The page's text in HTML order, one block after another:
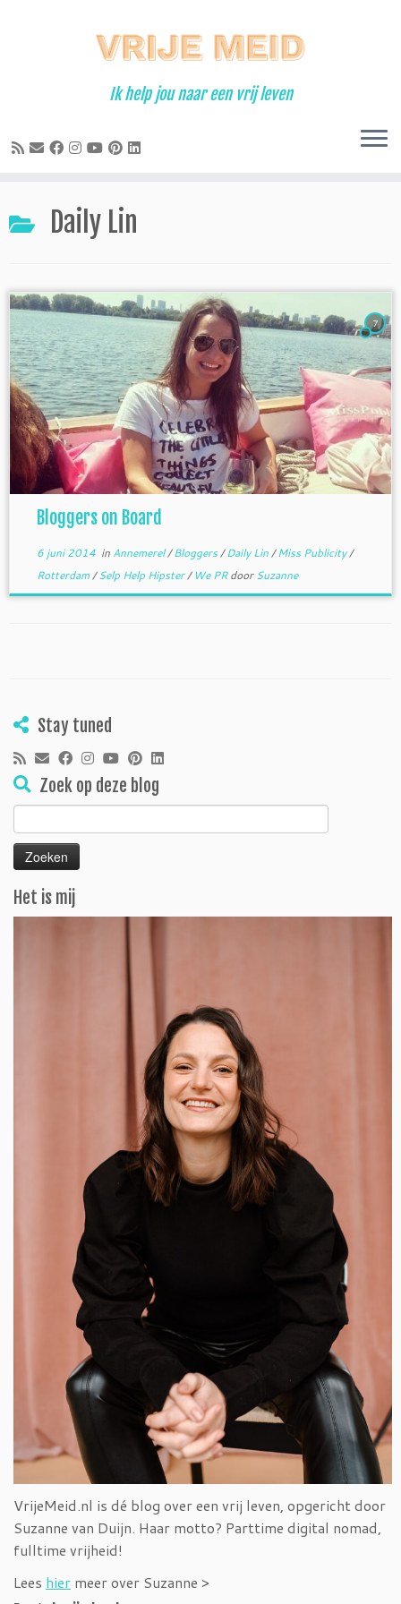
Ik help jou naar een vrij leven
Daily Lin
7
Bloggers on Board
6 juni 2014in Annemerel/Bloggers/Daily Lin/Miss Publicity/
Rotterdam/Selp Help Hipster/ We PRdoorSuzanne
Stay tuned
Zoek op deze blog
Zoeken
naar:
Het is mij
VrijeMeid.nl is dé blog over een vrij leven, opgericht door
Suzanne van Duijn. Haar motto? Parttime digital nomad,
fulltime vrijheid!
Lees hier meer over Suzanne >